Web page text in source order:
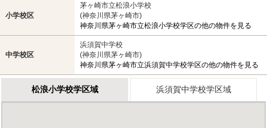
小学校区
茅ヶ崎市立松浪小学校
(神奈川県茅ヶ崎市)
神奈川県茅ヶ崎市立松浪小学校学区の他の物件を見る
中学校区
浜須賀中学校
(神奈川県茅ヶ崎市)
神奈川県茅ヶ崎市立浜須賀中学校学区の他の物件を見る
松浪小学校学区域 浜須賀中学校学区域